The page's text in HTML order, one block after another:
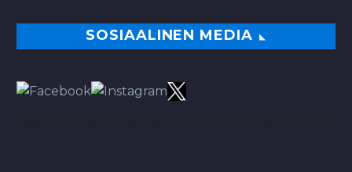
SOSIAALINEN MEDIA